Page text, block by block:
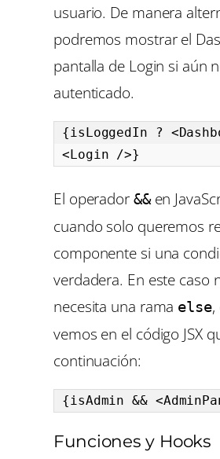
usuario. De manera
podremos mostrar el
pantalla de Login si aún
autenticado.
{isLoggedIn ?
<Login />}
El operador &&en
cuando solo queremos
componente si una
verdadera. En este caso
necesita una rama else,
vemos en el código JSX
continuación:
{isAdmin &&
Funciones y Hooks